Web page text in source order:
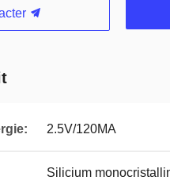
2.5V/120MA
Silicium